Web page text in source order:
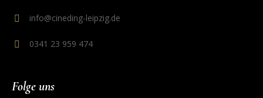
info@cineding-leipzig.de
0341 23 959 474
Folge uns